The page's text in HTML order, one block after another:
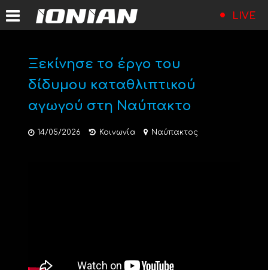
LIVE
Ξεκίνησε το έργο του
δίδυμου καταθλιπτικού
αγωγού στη Ναύπακτο
14/05/2026 Κοινωνία Ναύπακτος